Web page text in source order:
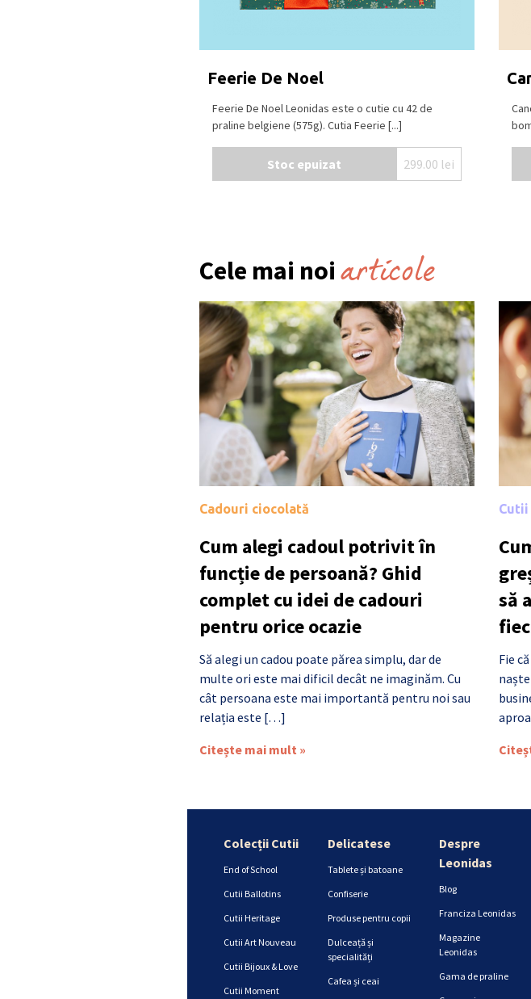
Feerie De Noel
Feerie De Noel Leonidas este o cutie cu 42 de
praline belgiene (575g). Cutia Feerie [...]
Stoc epuizat 299.00 lei
Cele mai noi articole
Cadouri ciocolată
Cum alegi cadoul potrivit în
funcție de persoană? Ghid
complet cu idei de cadouri
pentru orice ocazie
Să alegi un cadou poate părea simplu, dar de
multe ori este mai dificil decât ne imaginăm. Cu
cât persoana este mai importantă pentru noi sau
relația este […]
Citește mai mult »
să
Fie
Colecții Cutii
End of School
Cutii Ballotins
Cutii Heritage
Cutii Art Nouveau
Cutii Bijoux & Love
Cutii Moment
Delicatese
Tablete și batoane
Confiserie
Produse pentru copii
Dulceață și
specialități
Cafea și ceai
Despre
Leonidas
Blog
Franciza Leonidas
Magazine
Leonidas
Gama de praline